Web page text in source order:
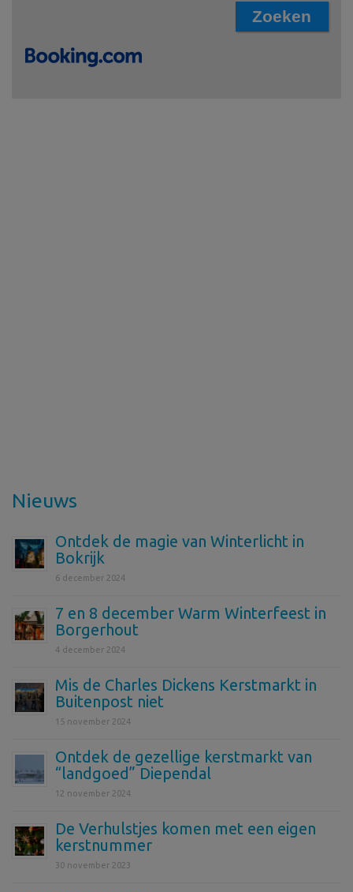
Nieuws
Ontdek de magie van Winterlicht in
Bokrijk
6 december 2024
7 en 8 december Warm Winterfeest in
Borgerhout
4 december 2024
Mis de Charles Dickens Kerstmarkt in
Buitenpost niet
15 november 2024
Ontdek de gezellige kerstmarkt van
“landgoed” Diependal
12 november 2024
De Verhulstjes komen met een eigen
kerstnummer
30 november 2023